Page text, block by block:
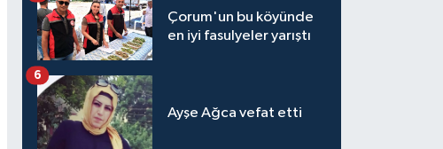
Çorum'un bu köyünde
en iyi fasulyeler yarıştı
Ayşe Ağca vefat etti
6